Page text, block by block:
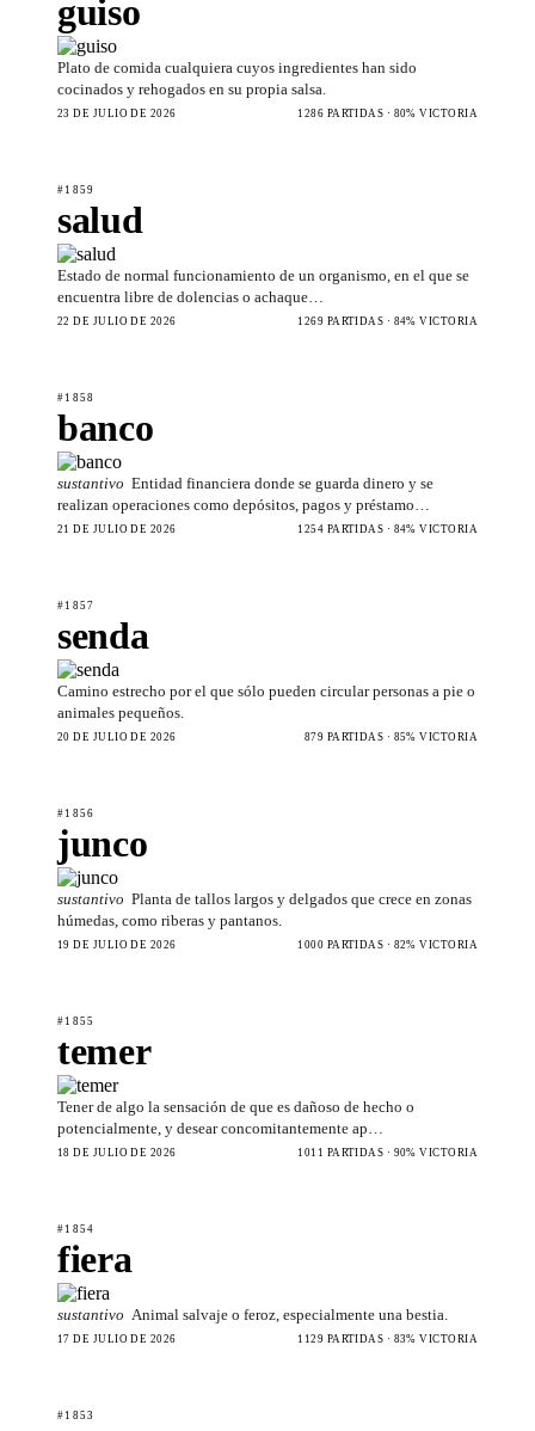
guiso
Plato de comida cualquiera cuyos ingredientes han sido
cocinados y rehogados en su propia salsa.
23 DE JULIO DE 2026 1286 PARTIDAS · 80% VICTORIA
#1859
salud
Estado de normal funcionamiento de un organismo, en el que se
encuentra libre de dolencias o achaque…
22 DE JULIO DE 2026 1269 PARTIDAS · 84% VICTORIA
#1858
banco
sustantivo Entidad financiera donde se guarda dinero y se
realizan operaciones como depósitos, pagos y préstamo…
21 DE JULIO DE 2026 1254 PARTIDAS · 84% VICTORIA
#1857
senda
Camino estrecho por el que sólo pueden circular personas a pie o
animales pequeños.
20 DE JULIO DE 2026 879 PARTIDAS · 85% VICTORIA
#1856
junco
sustantivo Planta de tallos largos y delgados que crece en zonas
húmedas, como riberas y pantanos.
19 DE JULIO DE 2026 1000 PARTIDAS · 82% VICTORIA
#1855
temer
Tener de algo la sensación de que es dañoso de hecho o
potencialmente, y desear concomitantemente ap…
18 DE JULIO DE 2026 1011 PARTIDAS · 90% VICTORIA
#1854
fiera
sustantivo Animal salvaje o feroz, especialmente una bestia.
17 DE JULIO DE 2026 1129 PARTIDAS · 83% VICTORIA
#1853